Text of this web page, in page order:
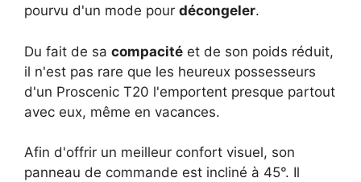
pourvu d'un mode pour décongeler.
Du fait de sa compacité et de son poids réduit,
il n'est pas rare que les heureux possesseurs
d'un Proscenic T20 l'emportent presque partout
avec eux, même en vacances.
Afin d'offrir un meilleur confort visuel, son
panneau de commande est incliné à 45°. Il